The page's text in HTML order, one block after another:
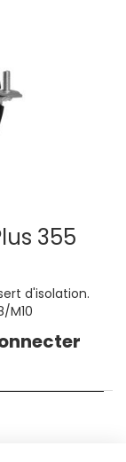
355
d'isolation.
M10